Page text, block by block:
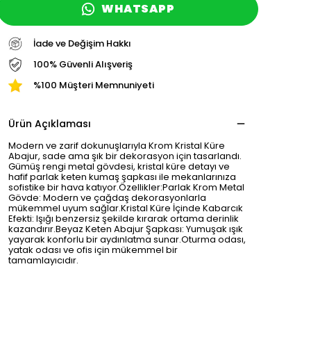
WHATSAPP
İade ve Değişim Hakkı
100% Güvenli Alışveriş
%100 Müşteri Memnuniyeti
Ürün Açıklaması
Modern ve zarif dokunuşlarıyla Krom Kristal Küre
Abajur, sade ama şık bir dekorasyon için tasarlandı.
Gümüş rengi metal gövdesi, kristal küre detayı ve
hafif parlak keten kumaş şapkası ile mekanlarınıza
sofistike bir hava katıyor.Özellikler:Parlak Krom Metal
Gövde: Modern ve çağdaş dekorasyonlarla
mükemmel uyum sağlar.Kristal Küre İçinde Kabarcık
Efekti: Işığı benzersiz şekilde kırarak ortama derinlik
kazandırır.Beyaz Keten Abajur Şapkası: Yumuşak ışık
yayarak konforlu bir aydınlatma sunar.Oturma odası,
yatak odası ve ofis için mükemmel bir
tamamlayıcıdır.